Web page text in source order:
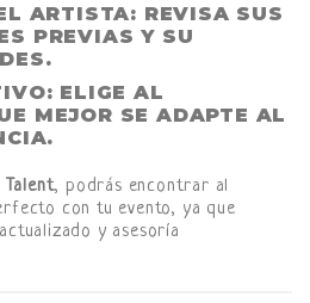
ARTISTA: REVISA SUS
PREVIAS Y SU
: ELIGE AL
MEJOR SE ADAPTE AL
Talent, podrás encontrar al
con tu evento, ya que
y asesoría